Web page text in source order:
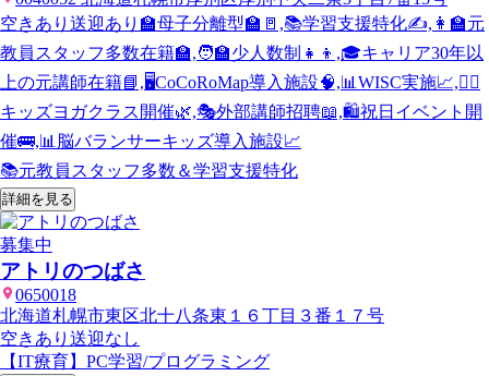
空きあり 送迎あり 🏫母子分離型🏫🚪,📚学習支援特化✍️,👩‍🏫元
教員スタッフ多数在籍🏫,🧑‍🏫少人数制👧👦,🎓キャリア30年以
上の元講師在籍📘,🖥️CoCoRoMap導入施設🧠,📊WISC実施📈,🧘‍♀️
キッズヨガクラス開催🌿,🎭外部講師招聘📖,🛍️祝日イベント開
催🚌,📊脳バランサーキッズ導入施設📈
📚元教員スタッフ多数＆学習支援特化
詳細を見る
募集中
アトリのつばさ
0650018
北海道札幌市東区北十八条東１６丁目３番１７号
空きあり 送迎なし
【IT療育】PC学習/プログラミング